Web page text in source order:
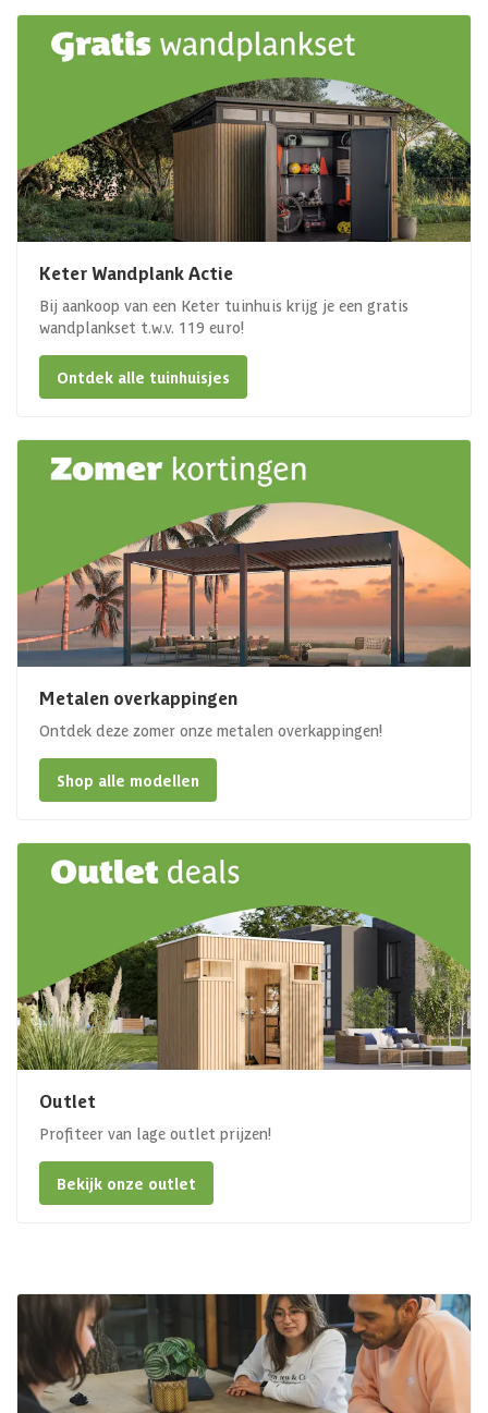
Keter Wandplank Actie
Bij aankoop van een Keter tuinhuis krijg je een gratis
wandplankset t.w.v. 119 euro!
Ontdek alle tuinhuisjes
Metalen overkappingen
Ontdek deze zomer onze metalen overkappingen!
Shop alle modellen
Outlet
Profiteer van lage outlet prijzen!
Bekijk onze outlet